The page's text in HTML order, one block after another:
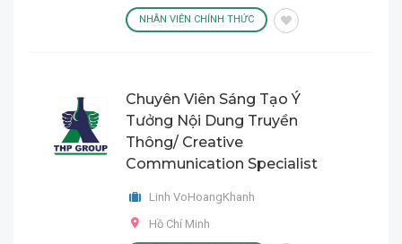
NHÂN VIÊN CHÍNH THỨC
Chuyên Viên Sáng Tạo Ý
Tưởng Nội Dung Truyền
Thông/ Creative
Communication Specialist
Linh VoHoangKhanh
Hồ Chí Minh